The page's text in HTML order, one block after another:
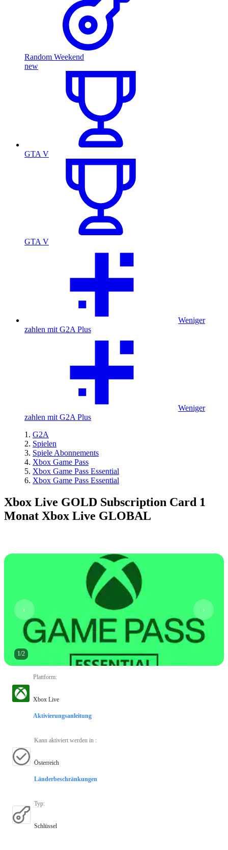
Random Weekend
new
GTA V
GTA V
Weniger
zahlen mit G2A Plus
Weniger
zahlen mit G2A Plus
G2A
Spielen
Spiele Abonnements
Xbox Game Pass
Xbox Game Pass Essential
Xbox Game Pass Essential
Xbox Live GOLD Subscription Card 1
Monat Xbox Live GLOBAL
1/2
Plattform:
Xbox Live
Aktivierungsanleitung
Kann aktiviert werden in :
Österreich
Länderbeschränkungen
Typ:
Schlüssel